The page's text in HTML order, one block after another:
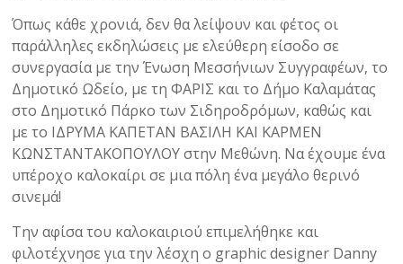
Όπως κάθε χρονιά, δεν θα λείψουν και φέτος οι
παράλληλες εκδηλώσεις με ελεύθερη είσοδο σε
συνεργασία με την Ένωση Μεσσήνιων Συγγραφέων, το
Δημοτικό Ωδείο, με τη ΦΑΡΙΣ και το Δήμο Καλαμάτας
στο Δημοτικό Πάρκο των Σιδηροδρόμων, καθώς και
με το ΙΔΡΥΜΑ ΚΑΠΕΤΑΝ ΒΑΣΙΛΗ ΚΑΙ ΚΑΡΜΕΝ
ΚΩΝΣΤΑΝΤΑΚΟΠΟΥΛΟΥ στην Μεθώνη. Να έχουμε ένα
υπέροχο καλοκαίρι σε μια πόλη ένα μεγάλο θερινό
σινεμά!
Την αφίσα του καλοκαιριού επιμελήθηκε και
φιλοτέχνησε για την λέσχη ο graphic designer Danny